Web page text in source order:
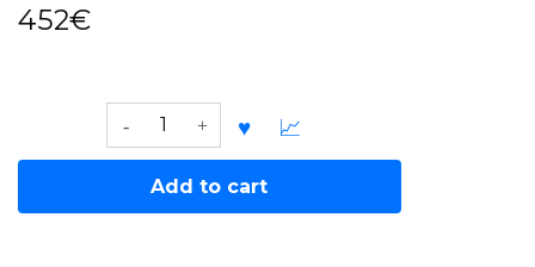
452€
quantity
Add to cart